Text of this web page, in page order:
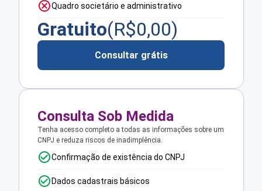
Quadro societário e administrativo
Gratuito(R$0,00)
Consultar grátis
Consulta Sob Medida
Tenha acesso completo a todas as informações sobre um
CNPJ e reduza riscos de inadimplência.
Confirmação de existência do CNPJ
Dados cadastrais básicos